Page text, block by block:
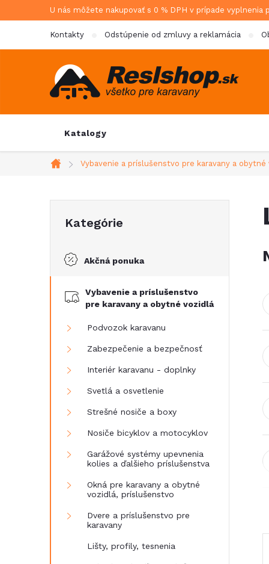
na
U nás môžete nakupovať s 0 % DPH v prípade vyplnenia
Kontakty Odstúpenie od zmluvy a reklamácia
Katalogy
Domov
Vybavenie a príslušenstvo pre karavany a obytné
č
kategórie
Kategórie
Akčná ponuka
Vybavenie a príslušenstvo
pre karavany a obytné vozidlá
Podvozok karavanu
Zabezpečenie a bezpečnosť
Interiér karavanu - doplnky
Svetlá a osvetlenie
Strešné nosiče a boxy
Nosiče bicyklov a motocyklov
Garážové systémy upevnenia
kolies a ďalšieho príslušenstva
Okná pre karavany a obytné
vozidlá, príslušenstvo
Dvere a príslušenstvo pre
karavany
Lišty, profily, tesnenia